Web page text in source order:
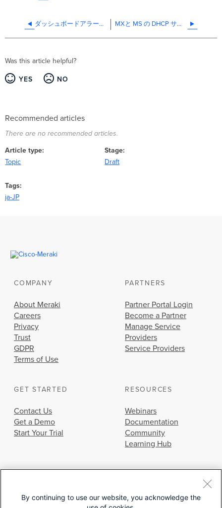
ダッシュボードアラート - デバイスヘルス MXと MS の DHCP サービスの構成方法
Was this article helpful?
YES NO
Recommended articles
There are no recommended articles.
Article type
Topic
Stage
Draft
Tags
ja-JP
COMPANY
About Meraki
Careers
Privacy
Trust
GDPR
Terms of Use
PARTNERS
Partner Portal Login
Become a Partner
Manage Service
Providers
Service Providers
GET STARTED
Contact Us
Get a Demo
Start Your Trial
RESOURCES
Webinars
Documentation
Community
Learning Hub
By continuing to use our website, you acknowledge the